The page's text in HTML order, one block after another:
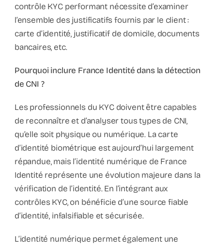
contrôle KYC performant nécessite d’examiner
l’ensemble des justificatifs fournis par le client :
carte d’identité, justificatif de domicile, documents
bancaires, etc.
Pourquoi inclure France Identité dans la détection
de CNI ?
Les professionnels du KYC doivent être capables
de reconnaître et d’analyser tous types de CNI,
qu’elle soit physique ou numérique. La carte
d’identité biométrique est aujourd’hui largement
répandue, mais l’identité numérique de France
Identité représente une évolution majeure dans la
vérification de l’identité. En l’intégrant aux
contrôles KYC, on bénéficie d’une source fiable
d’identité, infalsifiable et sécurisée.
L’identité numérique permet également une